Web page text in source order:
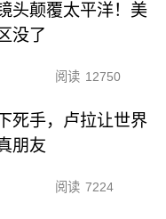
头颠覆太平洋！美
没了
阅读 12750
死手，卢拉让世界
朋友
阅读 7224